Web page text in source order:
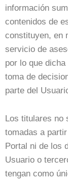
información
contenidos de
constituyen, en
servicio de
por lo que
toma de
parte del
Los titulares no
tomadas a
Portal ni de los
Usuario o
tengan como